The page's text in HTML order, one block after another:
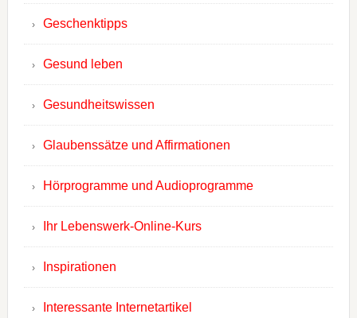
Geschenktipps
Gesund leben
Gesundheitswissen
Glaubenssätze und Affirmationen
Hörprogramme und Audioprogramme
Ihr Lebenswerk-Online-Kurs
Inspirationen
Interessante Internetartikel